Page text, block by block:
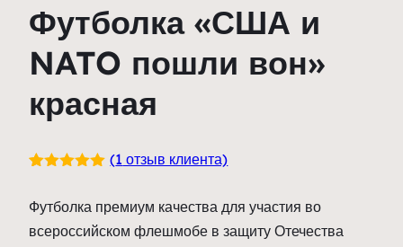
Футболка «США и
NATO пошли вон»
красная
на основе
пользователя
(1 отзыв клиента)
Футболка премиум качества для участия во
всероссийском флешмобе в защиту Отечества